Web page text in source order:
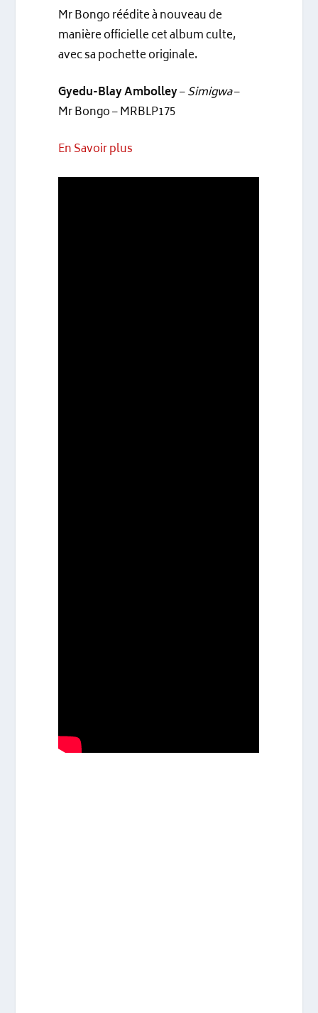
Mr Bongo réédite à nouveau de
manière officielle cet album culte,
avec sa pochette originale.
Gyedu-Blay Ambolley–Simigwa–
Mr Bongo – MRBLP175
En Savoir plus